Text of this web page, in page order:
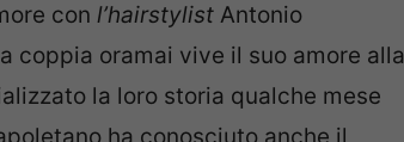
con l’hairstylist Antonio
coppia oramai vive il suo amore alla
la loro storia qualche mese